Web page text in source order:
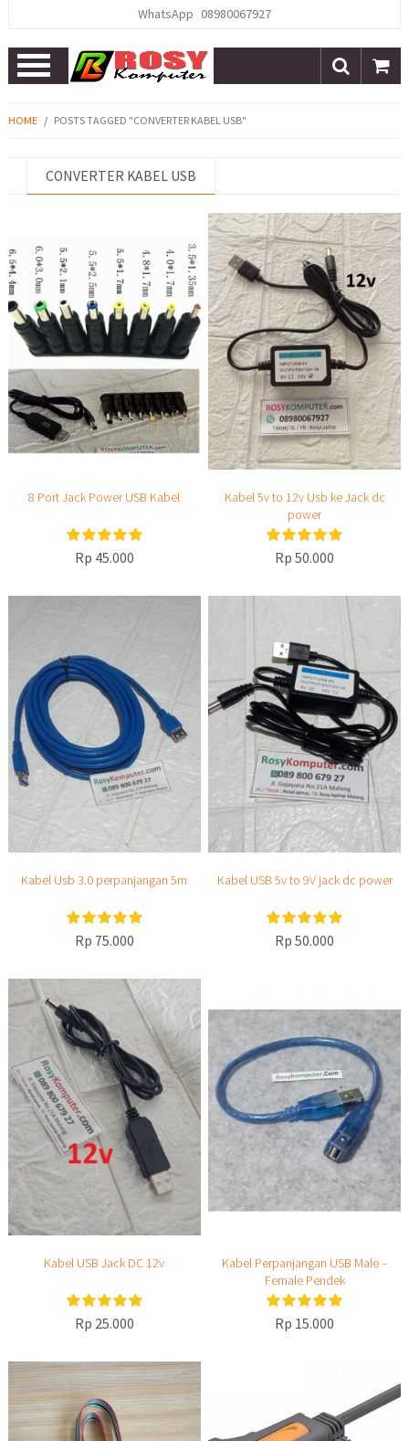
WhatsApp 08980067927
Open
Menu
HOME / POSTS TAGGED "CONVERTER KABEL USB"
CONVERTER KABEL USB
8 Port Jack Power USB Kabel
Rp 45.000
Kabel 5v to 12v Usb ke Jack dc
power
Rp 50.000
Kabel Usb 3.0 perpanjangan 5m
Rp 75.000
Kabel USB 5v to 9V jack dc power
Rp 50.000
Kabel USB Jack DC 12v
Rp 25.000
Kabel Perpanjangan USB Male –
Female Pendek
Rp 15.000